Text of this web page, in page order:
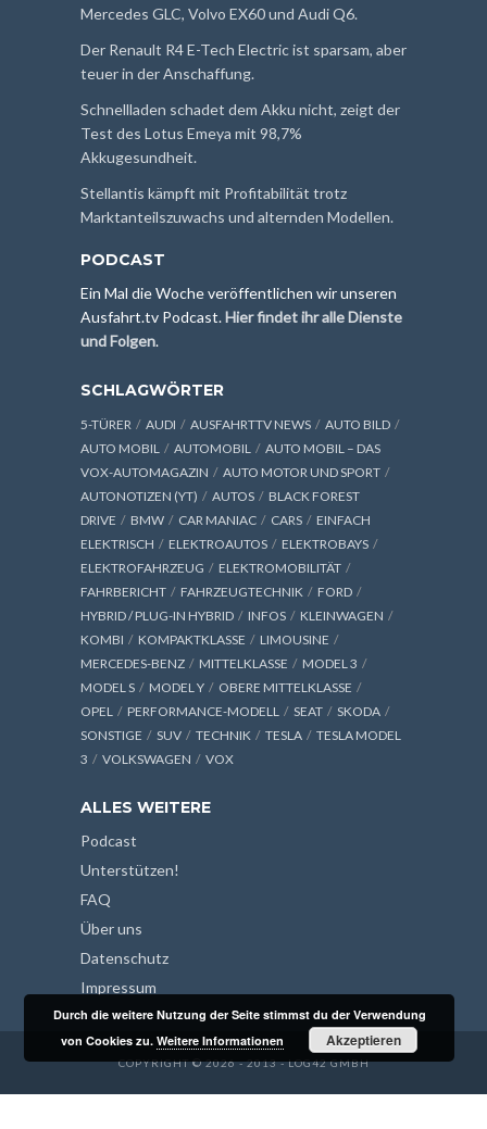
Mercedes GLC, Volvo EX60 und Audi Q6.
Der Renault R4 E-Tech Electric ist sparsam, aber
teuer in der Anschaffung.
Schnellladen schadet dem Akku nicht, zeigt der
Test des Lotus Emeya mit 98,7%
Akkugesundheit.
Stellantis kämpft mit Profitabilität trotz
Marktanteilszuwachs und alternden Modellen.
PODCAST
Ein Mal die Woche veröffentlichen wir unseren
Ausfahrt.tv Podcast.Hier findet ihr alle Dienste
und Folgen.
SCHLAGWÖRTER
5-TÜRER AUDI AUSFAHRTTV NEWS
AUTO BILD
AUTO MOBIL
AUTOMOBIL
AUTO MOBIL – DAS
VOX-AUTOMAGAZIN
AUTO MOTOR UND SPORT
AUTONOTIZEN (YT)
AUTOS
BLACK FOREST
DRIVE
BMW CAR MANIAC CARS
EINFACH
ELEKTRISCH
ELEKTROAUTOS
ELEKTROBAYS
ELEKTROFAHRZEUG
ELEKTROMOBILITÄT
FAHRBERICHT
FAHRZEUGTECHNIK
FORD
HYBRID / PLUG-IN HYBRID
INFOS
KLEINWAGEN
KOMBI
KOMPAKTKLASSE
LIMOUSINE
MERCEDES-BENZ
MITTELKLASSE
MODEL 3
MODEL S
MODEL Y
OBERE MITTELKLASSE
OPEL
PERFORMANCE-MODELL SEAT
SKODA
SONSTIGE
SUV TECHNIK TESLA
TESLA MODEL
3
VOLKSWAGEN VOX
ALLES WEITERE
Podcast
Unterstützen!
FAQ
Über uns
Datenschutz
Impressum
COPYRIGHT © 2026 - 2013 - LOG42 GMBH
Durch die weitere Nutzung der Seite stimmst du der Verwendung
von Cookies zu.Weitere Informationen Akzeptieren